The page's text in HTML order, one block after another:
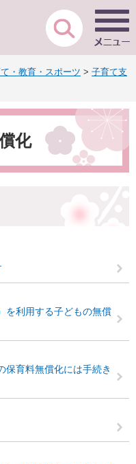
・教育・スポーツ > 子育て支
化
を利用する子どもの無償
保育料無償化には手続き